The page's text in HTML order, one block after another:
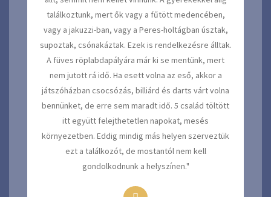
találkoztunk, mert ők vagy a fűtött medencében,
vagy a jakuzzi-ban, vagy a Peres-holtágban úsztak,
supoztak, csónakáztak. Ezek is rendelkezésre álltak.
A füves röplabdapályára már ki se mentünk, mert
nem jutott rá idő. Ha esett volna az eső, akkor a
játszóházban csocsózás, billiárd és darts várt volna
bennünket, de erre sem maradt idő. 5 család töltött
itt együtt felejthetetlen napokat, mesés
környezetben. Eddig mindig más helyen szerveztük
ezt a találkozót, de mostantól nem kell
gondolkodnunk a helyszínen."
Vissza